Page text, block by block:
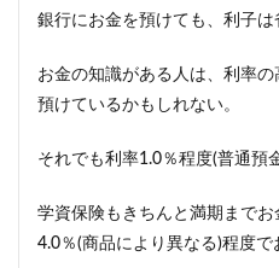
銀行にお金を預けても、利子は
お金の知識がある人は、利率
預けているかもしれない。
それでも利率1.0％程度(普通預
学資保険もきちんと満期まで
4.0％(商品により異なる)程度で